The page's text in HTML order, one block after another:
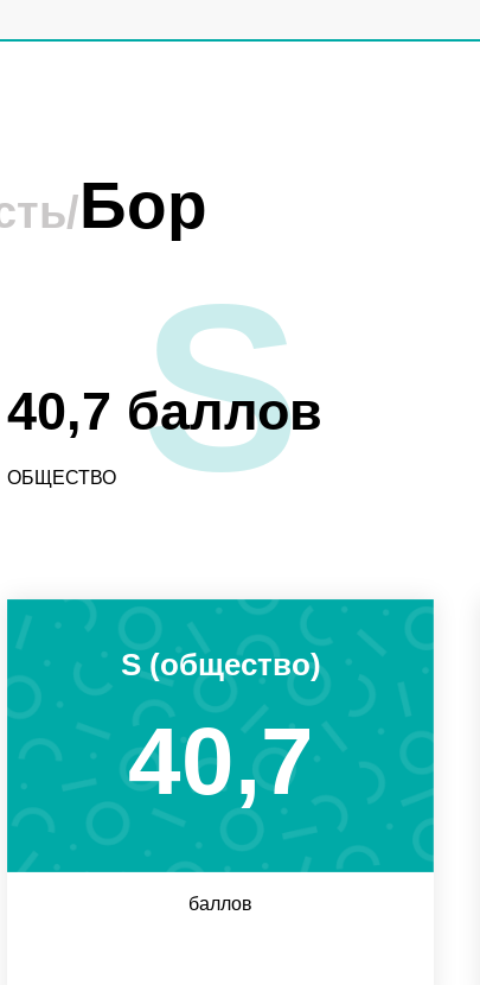
Бор
40,7 баллов
ОБЩЕСТВО S
S (общество)
40,7
баллов